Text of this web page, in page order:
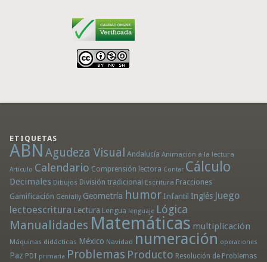
ETIQUETAS
ABN Agudeza Visual Andalucía Animación a la lectura
Artículo Calendario Comprensión lectora Contar Cálculo
Decimales Dibujos División tradicional Escritura Fracciones
Gamificación Genially Geometría humor Infantil Inglés Juego
lectoescritura Lectura Lengua lenguaje Lógica
Manualidades Matemáticas multiplicación
Máquinas didácticas México Navidad numeración operaciones
Paz PDI primaria Problemas Producto Resolución de Problemas